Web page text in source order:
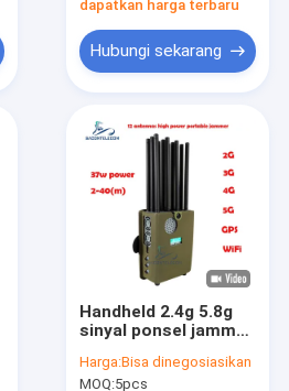
sinyal ponsel
dapatkan harga terbaru
Hubungi sekarang
Handheld 2.4g 5.8g
sinyal ponsel jammer
CDMA
Harga:Bisa dinegosiasikan
MOQ:5pcs